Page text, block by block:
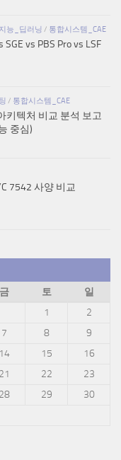
능_딥러닝 / 통합시스템_CAE
vs PBS Pro vs LSF
/ 통합시스템_CAE
키텍처 비교 분석 보고
중심)
7542 사양 비교
금 토
일
1
2
7 8
9
14 15
16
21 22
23
28 29
30